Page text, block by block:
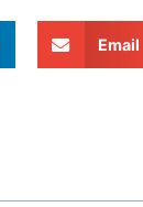
Email